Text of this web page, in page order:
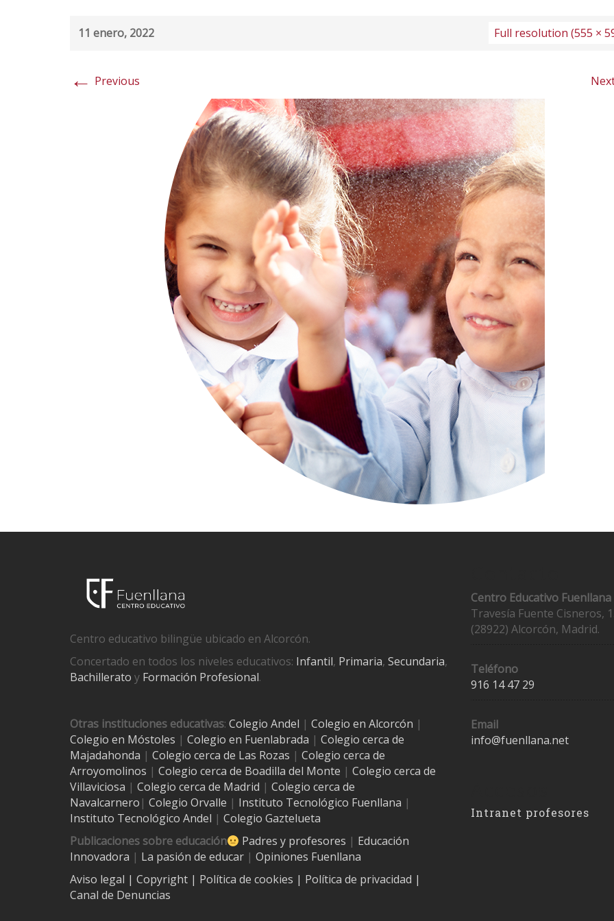
11 enero, 2022 Full resolution (555 ×
← Previous
Centro educativo bilingüe ubicado en Alcorcón.
Concertado en todos los niveles educativos: Infantil, Primaria, Secundaria,
Bachillerato y Formación Profesional.
Otras instituciones educativas: Colegio Andel | Colegio en Alcorcón |
Colegio en Móstoles | Colegio en Fuenlabrada | Colegio cerca de
Majadahonda | Colegio cerca de Las Rozas | Colegio cerca de
Arroyomolinos | Colegio cerca de Boadilla del Monte | Colegio cerca de
Villaviciosa | Colegio cerca de Madrid | Colegio cerca de
Navalcarnero | Colegio Orvalle | Instituto Tecnológico Fuenllana |
Instituto Tecnológico Andel | Colegio Gaztelueta
Publicaciones sobre educación
Padres y profesores | Educación
Innovadora | La pasión de educar | Opiniones Fuenllana
Aviso legal | Copyright | Política de cookies | Política de privacidad |
Canal de Denuncias
Centro Educativo Fuenllana
Travesía Fuente Cisneros,
(28922) Alcorcón, Madrid.
Teléfono
916 14 47 29
Email
info@fuenllana.net
Intranet profesores